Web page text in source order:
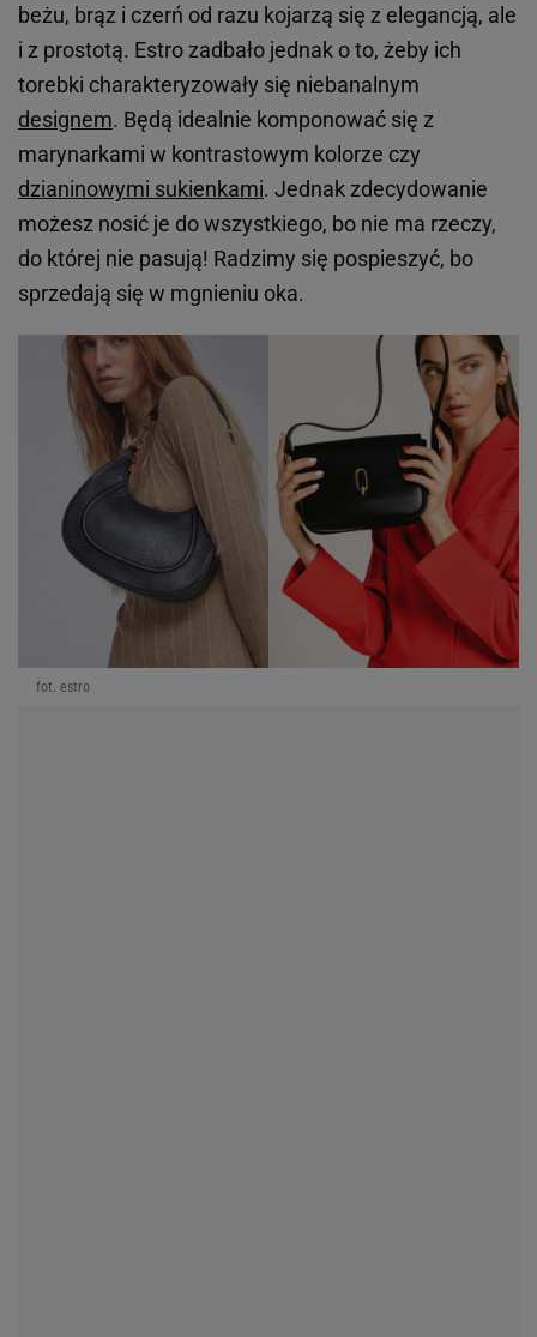
beżu, brąz i czerń od razu kojarzą się z elegancją, ale
i z prostotą. Estro zadbało jednak o to, żeby ich
torebki charakteryzowały się niebanalnym
designem. Będą idealnie komponować się z
marynarkami w kontrastowym kolorze czy
dzianinowymi sukienkami. Jednak zdecydowanie
możesz nosić je do wszystkiego, bo nie ma rzeczy,
do której nie pasują! Radzimy się pospieszyć, bo
sprzedają się w mgnieniu oka.
fot. estro